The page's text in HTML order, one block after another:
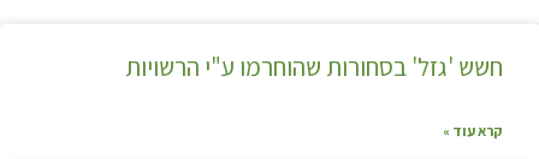
חשש 'גזל' בסחורות שהוחרמו ע"י הרשויות
קרא עוד »